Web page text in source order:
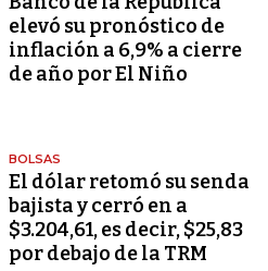
elevó su pronóstico de
inflación a 6,9% a cierre
de año por El Niño
BOLSAS
El dólar retomó su senda
bajista y cerró en a
$3.204,61, es decir, $25,83
por debajo de la TRM